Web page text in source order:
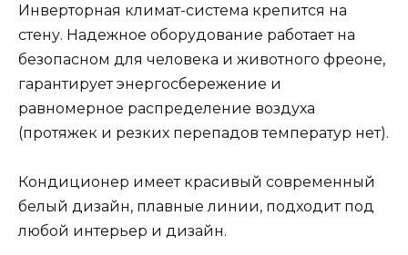
Инверторная климат-система крепится на
стену. Надежное оборудование работает на
безопасном для человека и животного фреоне,
гарантирует энергосбережение и
равномерное распределение воздуха
(протяжек и резких перепадов температур нет).
Кондиционер имеет красивый современный
белый дизайн, плавные линии, подходит под
любой интерьер и дизайн.